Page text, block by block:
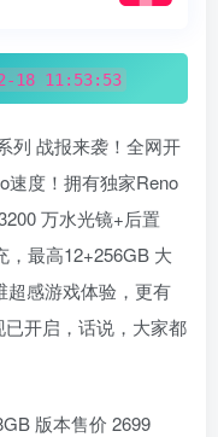
18 11:53:53
列 战报来袭！全网开
速度！拥有独家Reno
万水光镜+后置
，最高12+256GB 大
超感游戏体验，更有
开启，话说，大家都
版本售价 2699